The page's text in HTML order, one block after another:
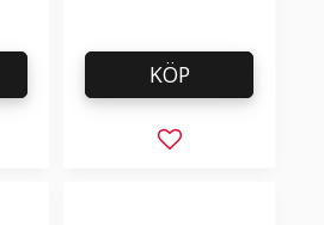
i favoriter Lägg till i
KÖP